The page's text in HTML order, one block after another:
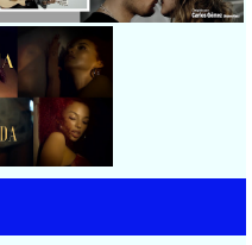
Antonio - ¨Me veo sexy¨ -
Videoclip - Dirección:
Ramón Cruz
🟡 Pablo Hernández -
¨Ahora¨ 📺 Videoclip - 🎬
Director: Carlos Gómez